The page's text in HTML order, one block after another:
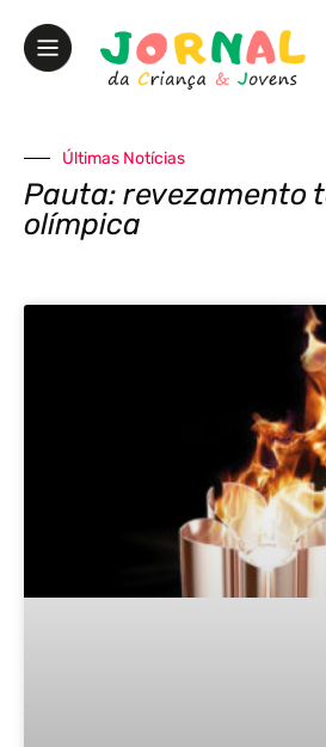
Últimas Notícias
Pauta: revezamento
olímpica